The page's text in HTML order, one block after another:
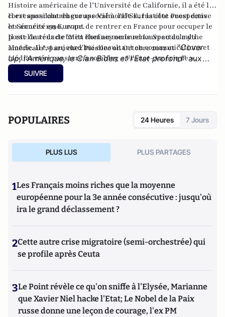
Histoire américaine de l’Université de Californie, il a été le
correspondant du groupe Valmonde sur la côte ouest dans
les années 1990, avant de rentrer en France pour occuper le
poste de rédacteur en chef au mensuel Le Spectacle du
Monde. Il est aujourd'hui consultant en communications et
médias et se consacre à sonblog « France-Amérique ».
Il est aussi chercheur associé à l'IPSE, Institut Prospective
et Sécurité en Europe.
Il est l'auteur de"Mitt Romney ou le renouveau du mythe
américain", paru chez Picollec on Octobre 2012 et "Cover
Up, l'Amérique, le Clan Biden et l'Etat profond" aux
éditions Konfident.
SUIVRE
POPULAIRES 24 Heures 7 Jours
PLUS LUS PLUS PARTAGES
1Les Français moins riches que la moyenne
européenne pour la 3e année consécutive : jusqu'où
ira le grand déclassement ?
2Cette autre crise migratoire (semi-orchestrée) qui
se profile après Ceuta
3Le Point révèle ce qu'on sniffe à l'Elysée, Marianne
que Xavier Niel hacke l'Etat; Le Nobel de la Paix
russe donne une leçon de courage, l'ex PM